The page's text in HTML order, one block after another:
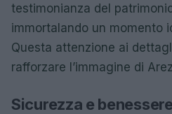
testimonianza del
immortalando un momento
Questa attenzione ai
rafforzare l’immagine di
Sicurezza e